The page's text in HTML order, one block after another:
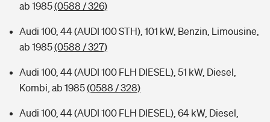
ab 1985(0588 / 326)
Audi 100, 44 (AUDI 100 STH), 101 kW, Benzin, Limousine,
ab 1985(0588 / 327)
Audi 100, 44 (AUDI 100 FLH DIESEL), 51 kW, Diesel,
Kombi, ab 1985(0588 / 328)
Audi 100, 44 (AUDI 100 FLH DIESEL), 64 kW, Diesel,